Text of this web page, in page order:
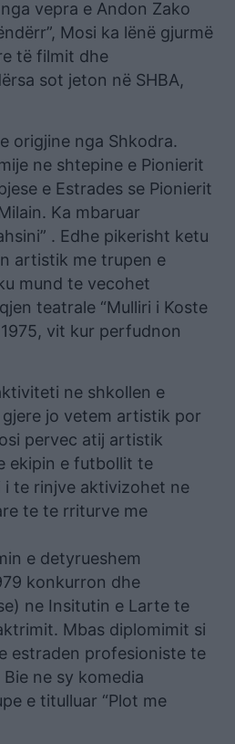
vepra e Andon Zako
Mosi ka lënë gjurmë
të filmit dhe
sot jeton në SHBA,
origjine nga Shkodra.
ne shtepine e Pionierit
e Estrades se Pionierit
Ka mbaruar
. Edhe pikerisht ketu
artistik me trupen e
mund te vecohet
teatrale “Mulliri i Koste
vit kur perfudnon
ne shkollen e
jo vetem artistik por
pervec atij artistik
ekipin e futbollit te
i te rinjve aktivizohet ne
te te rriturve me
e detyrueshem
konkurron dhe
ne Insitutin e Larte te
Mbas diplomimit si
estraden profesioniste te
ne sy komedia
e titulluar “Plot me